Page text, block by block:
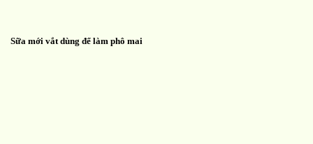
Sữa mới vắt dùng để làm phô mai